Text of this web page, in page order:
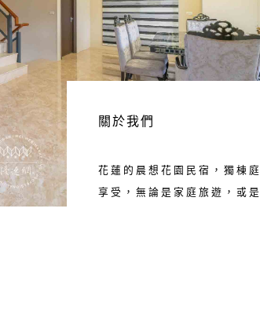
關於我們
花蓮的晨想花園民宿，獨棟
享受，無論是家庭旅遊，或